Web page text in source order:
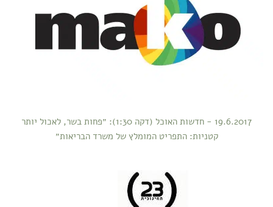
19.6.2017 - חדשות האוכל (דקה 1:30): ״פחות בשר, לאכול יותר
קטניות: התפריט המומלץ של משרד הבריאות״